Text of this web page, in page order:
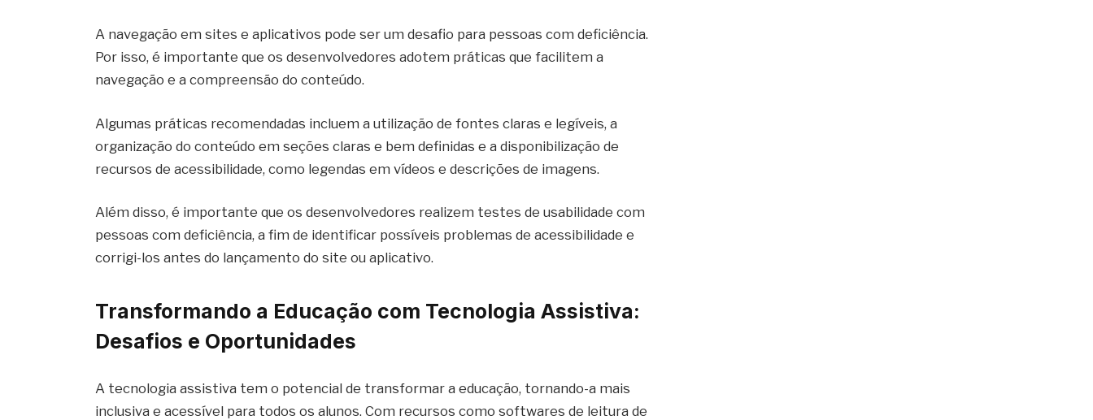
A navegação em sites e aplicativos pode ser um desafio para pessoas com deficiência.
Por isso, é importante que os desenvolvedores adotem práticas que facilitem a
navegação e a compreensão do conteúdo.
Algumas práticas recomendadas incluem a utilização de fontes claras e legíveis, a
organização do conteúdo em seções claras e bem definidas e a disponibilização de
recursos de acessibilidade, como legendas em vídeos e descrições de imagens.
Além disso, é importante que os desenvolvedores realizem testes de usabilidade com
pessoas com deficiência, a fim de identificar possíveis problemas de acessibilidade e
corrigi-los antes do lançamento do site ou aplicativo.
Transformando a Educação com Tecnologia Assistiva:
Desafios e Oportunidades
A tecnologia assistiva tem o potencial de transformar a educação, tornando-a mais
inclusiva e acessível para todos os alunos. Com recursos como softwares de leitura de